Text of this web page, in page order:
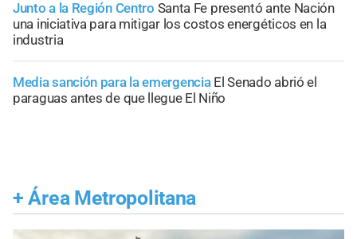
Junto a la Región Centro Santa Fe presentó ante Nación
una iniciativa para mitigar los costos energéticos en la
industria
Media sanción para la emergencia El Senado abrió el
paraguas antes de que llegue El Niño
+ Área Metropolitana